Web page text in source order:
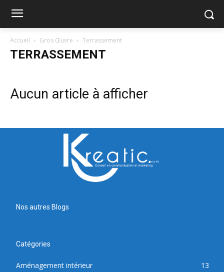
Accueil Gros Œuvre Terrassement
TERRASSEMENT
Aucun article à afficher
Nos autres Blogs
Catégories
Aménagement intérieur
13